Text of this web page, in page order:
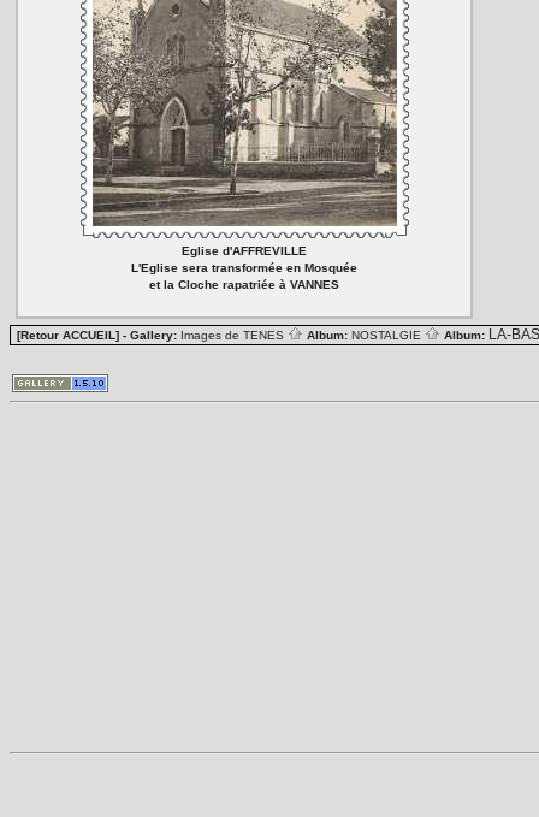
Eglise d'AFFREVILLE
L'Eglise sera transformée en Mosquée
et la Cloche rapatriée à VANNES
[Retour ACCUEIL] - Gallery: Images de TENES Album: NOSTALGIE Album: LA-BAS